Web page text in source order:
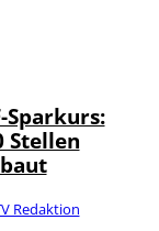
Sparkurs:
Stellen
Redaktion